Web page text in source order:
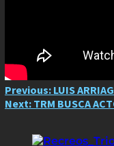
Post
navigation
Previous: LUIS
Next: TRM BUSCA